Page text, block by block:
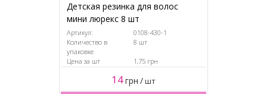
Детская резинка для волос
мини люрекс 8 шт
Артикул:
0108-430-1
Количество в
упаковке
8 шт
Цена за шт 1,75 грн
14грн /шт